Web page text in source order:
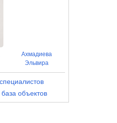
Ахмадиева
Эльвира
объектов